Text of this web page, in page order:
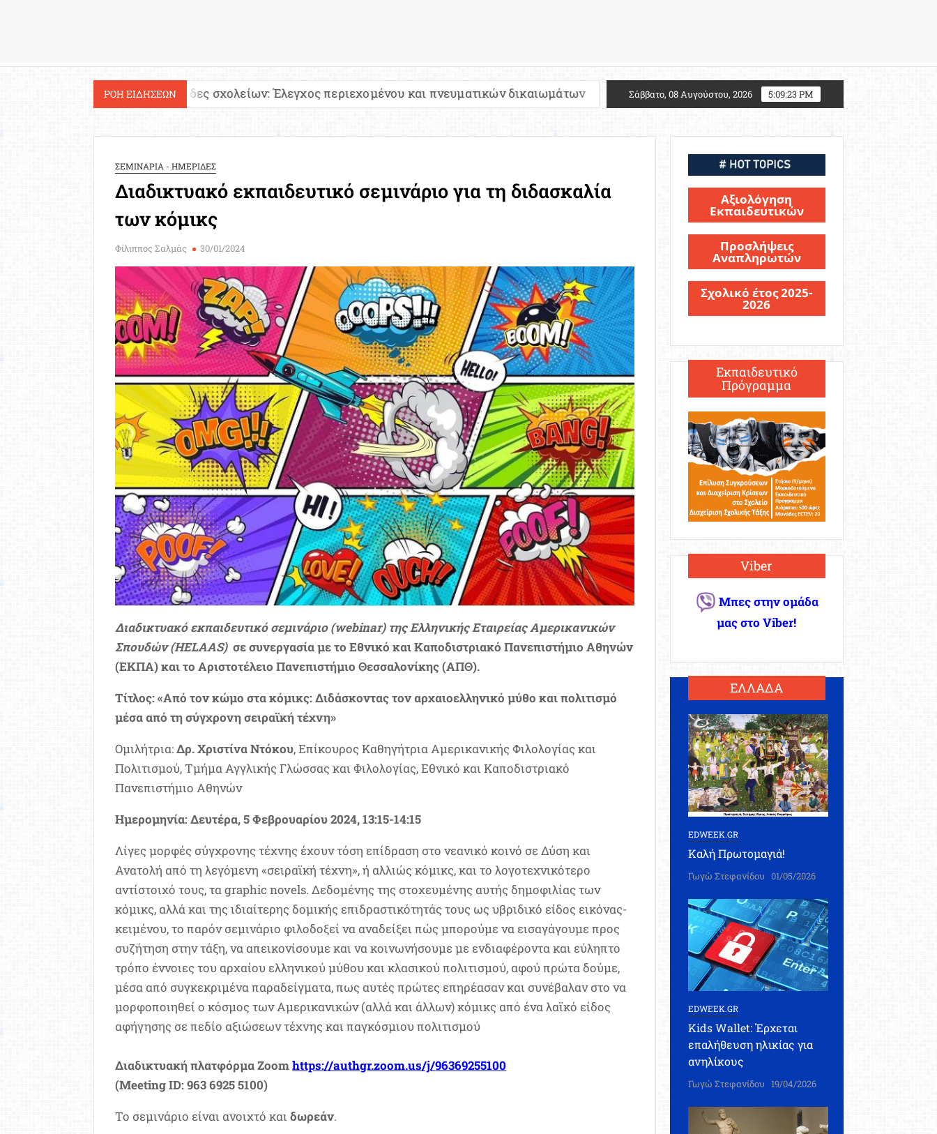
ΡΟΗ ΕΙΔΗΣΕΩΝ
Ιστοσελίδες σχολείων: Έλεγχος περιεχομένου και πνευματικών δικαιωμάτων Πανελλήνιες 2027: Τι αλλάζει για τους υποψηφίους
Σάββατο, 08 Αυγούστου, 2026 5:09:24 PM
ΣΕΜΙΝΑΡΙΑ - ΗΜΕΡΙΔΕΣ
Διαδικτυακό εκπαιδευτικό σεμινάριο για τη διδασκαλία
των κόμικς
Φίλιππος Σαλμάς 30/01/2024
Διαδικτυακό εκπαιδευτικό σεμινάριο (webinar) της Ελληνικής Εταιρείας Αμερικανικών
Σπουδών (HELAAS) σε συνεργασία με το Εθνικό και Καποδιστριακό Πανεπιστήμιο Αθηνών
(ΕΚΠΑ) και το Αριστοτέλειο Πανεπιστήμιο Θεσσαλονίκης (ΑΠΘ).
Τίτλος: «Από τον κώμο στα κόμικς: Διδάσκοντας τον αρχαιοελληνικό μύθο και πολιτισμό
μέσα από τη σύγχρονη σειραϊκή τέχνη»
Ομιλήτρια:Δρ. Χριστίνα Ντόκου, Επίκουρος Καθηγήτρια Αμερικανικής Φιλολογίας και
Πολιτισμού, Τμήμα Αγγλικής Γλώσσας και Φιλολογίας, Εθνικό και Καποδιστριακό
Πανεπιστήμιο Αθηνών
Ημερομηνία: Δευτέρα, 5 Φεβρουαρίου 2024, 13:15-14:15
Λίγες μορφές σύγχρονης τέχνης έχουν τόση επίδραση στο νεανικό κοινό σε Δύση και
Ανατολή από τη λεγόμενη «σειραϊκή τέχνη», ή αλλιώς κόμικς, και το λογοτεχνικότερο
αντίστοιχό τους, τα graphic novels. Δεδομένης της στοχευμένης αυτής δημοφιλίας των
κόμικς, αλλά και της ιδιαίτερης δομικής επιδραστικότητάς τους ως υβριδικό είδος εικόνας-
κειμένου, το παρόν σεμινάριο φιλοδοξεί να αναδείξει πώς μπορούμε να εισαγάγουμε προς
συζήτηση στην τάξη, να απεικονίσουμε και να κοινωνήσουμε με ενδιαφέροντα και εύληπτο
τρόπο έννοιες του αρχαίου ελληνικού μύθου και κλασικού πολιτισμού, αφού πρώτα δούμε,
μέσα από συγκεκριμένα παραδείγματα, πως αυτές πρώτες επηρέασαν και συνέβαλαν στο να
μορφοποιηθεί ο κόσμος των Αμερικανικών (αλλά και άλλων) κόμικς από ένα λαϊκό είδος
αφήγησης σε πεδίο αξιώσεων τέχνης και παγκόσμιου πολιτισμού
Διαδικτυακή πλατφόρμα Zoomhttps://authgr.zoom.us/j/96369255100
(Meeting ID: 963 6925 5100)
Το σεμινάριο είναι ανοιχτό καιδωρεάν.
Αξιολόγηση
Εκπαιδευτικών
Προσλήψεις
Αναπληρωτών
Σχολικό έτος 2025-
2026
Εκπαιδευτικό
Πρόγραμμα
Viber
Μπες στην ομάδα
μας στο Viber!
ΕΛΛΑΔΑ
EDWEEK.GR
Καλή Πρωτομαγιά!
Γωγώ Στεφανίδου 01/05/2026
EDWEEK.GR
Kids Wallet: Έρχεται
επαλήθευση ηλικίας για
ανηλίκους
Γωγώ Στεφανίδου 19/04/2026